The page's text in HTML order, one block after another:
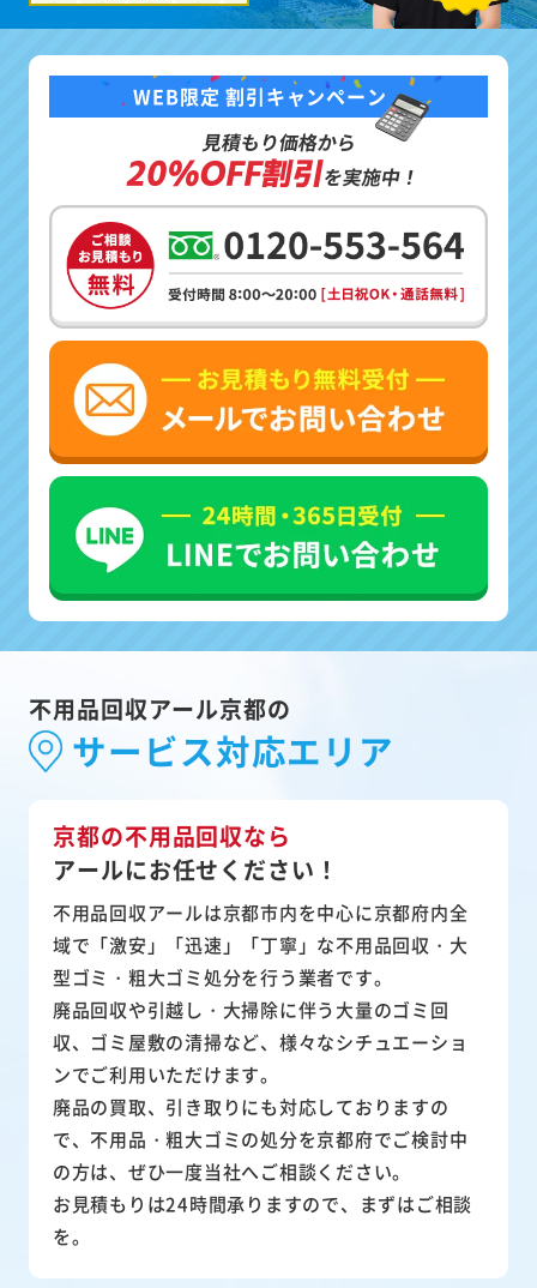
WEB限定 割引キャンペーン
見積もり価格から
20%OFF割引を実施中！
不用品回収アール京都の
サービス対応エリア
京都の不用品回収なら
アールにお任せください！
不用品回収アールは京都市内を中心に京都府内全
域で「激安」「迅速」「丁寧」な不用品回収・大
型ゴミ・粗大ゴミ処分を行う業者です。
廃品回収や引越し・大掃除に伴う大量のゴミ回
収、ゴミ屋敷の清掃など、様々なシチュエーショ
ンでご利用いただけます。
廃品の買取、引き取りにも対応しておりますの
で、不用品・粗大ゴミの処分を京都府でご検討中
の方は、ぜひ一度当社へご相談ください。
お見積もりは24時間承りますので、まずはご相談
を。